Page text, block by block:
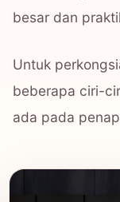
besar dan
Untuk
beberapa ciri-
ada pada